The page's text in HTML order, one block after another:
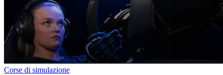
Corse di simulazione